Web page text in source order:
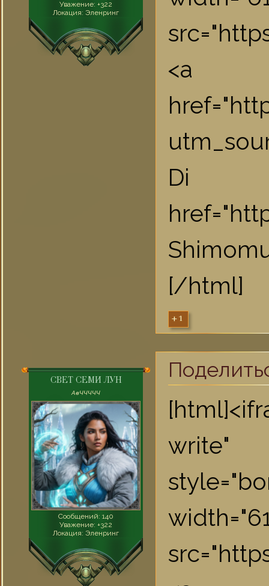
Уважение: +322
Локация: Эленринг
<a
Di
[/html]
+1
СВЕТ СЕМИ ЛУН
AвЧЧЧЧЧ
Сообщений: 140
Уважение: +322
Локация: Эленринг
write"